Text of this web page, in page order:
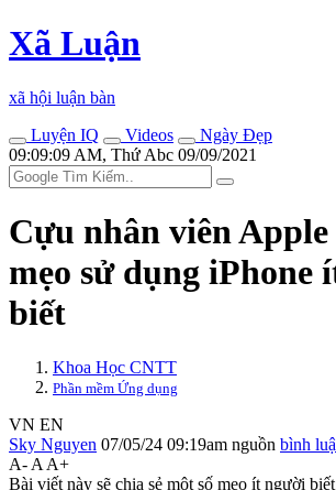
Xã Luận
xã hội luận bàn
Luyện IQ
Videos
Ngày Đẹp
09:09:09 AM, Thứ Abc 09/09/2021
Cựu nhân viên Apple
mẹo sử dụng iPhone
biết
Khoa Học CNTT
Phần mềm Ứng dụng
VN EN
Sky Nguyen 07/05/24 09:19am nguồn bình
A- A A+
Bài viết này sẽ chia sẻ một số mẹo ít người